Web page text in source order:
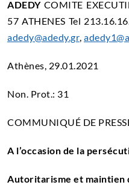
ADEDYCOMITE
57 ATHENES Tel
adedy@adedy.gr,
Athènes, 29.01.2021
Non. Prot.: 31
COMMUNIQUÉ DE
A l’occasion de la
Autoritarisme et maintien